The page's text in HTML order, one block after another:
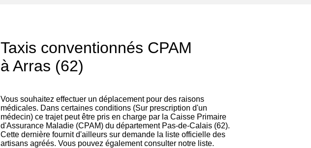
Taxis conventionnés CPAM
à Arras (62)
Vous souhaitez effectuer un déplacement pour des raisons
médicales. Dans certaines conditions (Sur prescription d'un
médecin) ce trajet peut être pris en charge par la Caisse Primaire
d'Assurance Maladie (CPAM) du département Pas-de-Calais (62).
Cette dernière fournit d'ailleurs sur demande la liste officielle des
artisans agréés. Vous pouvez également consulter notre liste.